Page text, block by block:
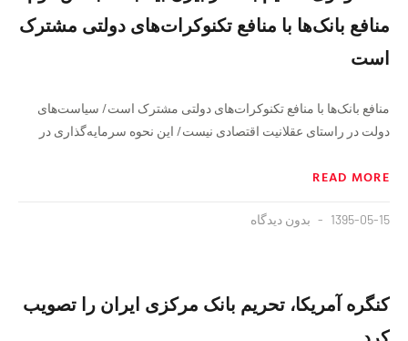
منافع بانک‌ها با منافع تکنوکرات‌های دولتی مشترک
است
منافع بانک‌ها با منافع تکنوکرات‌های دولتی مشترک است/ سیاست‌های
دولت در راستای عقلانیت اقتصادی نیست/ این نحوه سرمایه‌گذاری در
READ MORE
1395-05-15 بدون دیدگاه
کنگره آمریکا، تحریم بانک مرکزی ایران را تصویب